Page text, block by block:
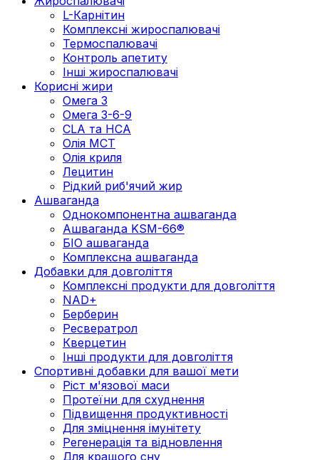
L-Карнітин
Комплексні жироспалювачі
Термоспалювачі
Контроль апетиту
Інші жироспалювачі
Корисні жири
Омега 3
Омега 3-6-9
CLA та HCA
Олія МСТ
Олія криля
Лецитин
Рідкий риб'ячий жир
Ашваганда
Однокомпонентна ашваганда
Ашваганда KSM-66®
БІО ашваганда
Комплексна ашваганда
Добавки для довголіття
Комплексні продукти для довголіття
NAD+
Берберин
Ресвератрол
Кверцетин
Інші продукти для довголіття
Спортивні добавки для вашої мети
Ріст м'язової маси
Протеїни для схуднення
Підвищення продуктивності
Для зміцнення імунітету
Регенерація та відновлення
Для кращого сну